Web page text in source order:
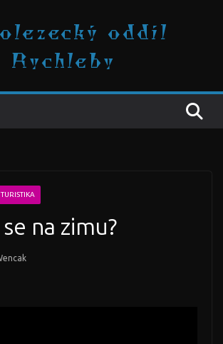
oddíl
Rychleby
TURISTIKA
na zimu?